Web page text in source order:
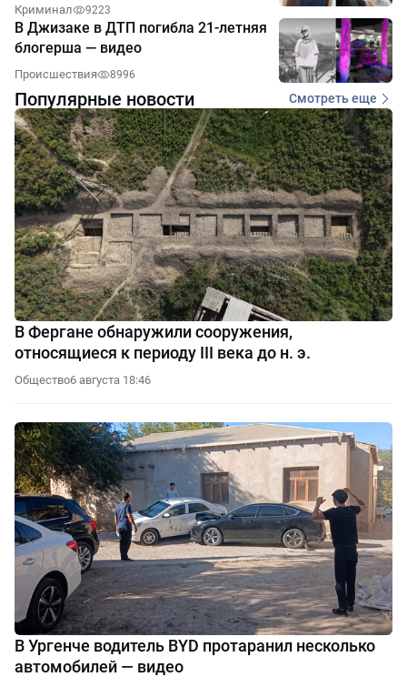
Криминал 9223
В Джизаке в ДТП погибла 21-летняя
блогерша — видео
Происшествия 8996
Популярные новости Смотреть еще
В Фергане обнаружили сооружения,
относящиеся к периоду III века до н. э.
Общество6 августа 18:46
В Ургенче водитель BYD протаранил несколько
автомобилей — видео